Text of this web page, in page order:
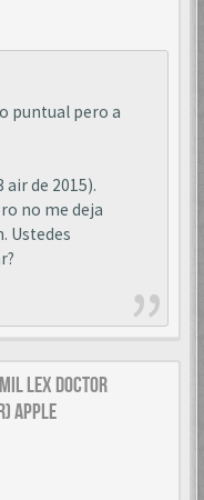
puntual pero a
de 2015).
no me deja
Ustedes
LEX DOCTOR
APPLE